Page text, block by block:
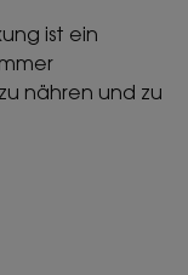
ist ein
nähren und zu